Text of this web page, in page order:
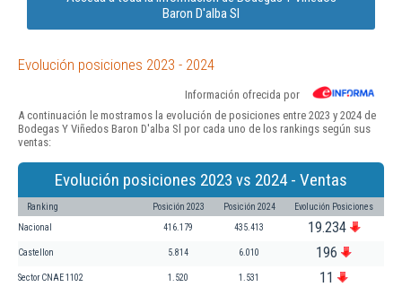
Baron D'alba Sl
Evolución posiciones 2023 - 2024
Información ofrecida por
A continuación le mostramos la evolución de posiciones entre 2023 y 2024 de
Bodegas Y Viñedos Baron D'alba Sl por cada uno de los rankings según sus
ventas:
Evolución posiciones 2023 vs 2024 - Ventas
Ranking Posición 2023 Posición 2024 Evolución Posiciones
Nacional 416.179 435.413 19.234
Castellon 5.814 6.010 196
Sector CNAE 1102 1.520 1.531 11